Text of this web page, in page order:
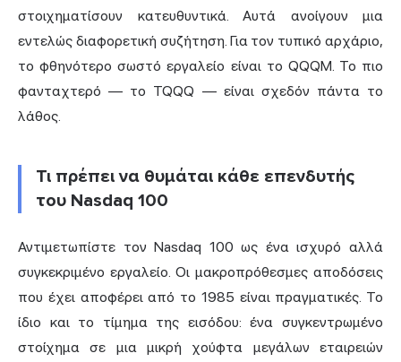
στοιχηματίσουν κατευθυντικά. Αυτά ανοίγουν μια
εντελώς διαφορετική συζήτηση. Για τον τυπικό αρχάριο,
το φθηνότερο σωστό εργαλείο είναι το QQQM. Το πιο
φανταχτερό — το TQQQ — είναι σχεδόν πάντα το
λάθος.
Τι πρέπει να θυμάται κάθε επενδυτής
του Nasdaq 100
Αντιμετωπίστε τον Nasdaq 100 ως ένα ισχυρό αλλά
συγκεκριμένο εργαλείο. Οι μακροπρόθεσμες αποδόσεις
που έχει αποφέρει από το 1985 είναι πραγματικές. Το
ίδιο και το τίμημα της εισόδου: ένα συγκεντρωμένο
στοίχημα σε μια μικρή χούφτα μεγάλων εταιρειών